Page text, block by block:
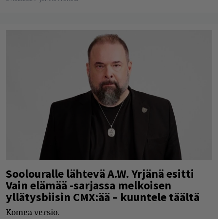
Soolouralle lähtevä A.W. Yrjänä esitti
Vain elämää -sarjassa melkoisen
yllätysbiisin CMX:ää – kuuntele täältä
Komea versio.